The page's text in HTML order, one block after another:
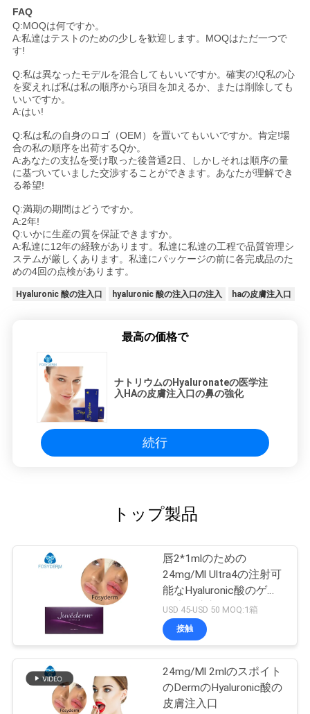
FAQ
Q:MOQは何ですか。
A:私達はテストのための少しを歓迎します。MOQはただ一つで
す!
Q:私は異なったモデルを混合してもいいですか。確実の!Q私の心
を変えれば私は私の順序から項目を加えるか、または削除しても
いいですか。
A:はい!
Q:私は私の自身のロゴ（OEM）を置いてもいいですか。肯定!場
合の私の順序を出荷するQか。
A:あなたの支払を受け取った後普通2日、しかしそれは順序の量
に基づいていました交渉することができます。あなたが理解でき
る希望!
Q:満期の期間はどうですか。
A:2年!
Q:いかに生産の質を保証できますか。
A:私達に12年の経験があります。私達に私達の工程で品質管理シ
ステムが厳しくあります。私達にパッケージの前に各完成品のた
めの4回の点検があります。
Hyaluronic 酸の注入口 hyaluronic 酸の注入口の注入 haの皮膚注入口
最高の価格で
ナトリウムのHyaluronateの医学注
入HAの皮膚注入口の鼻の強化
続行
トップ製品
唇2*1mlのための
24mg/Ml Ultra4の注射可
能なHyaluronic酸のゲル
の皮膚注入口
USD 45-USD 50 MOQ:1箱
接触
24mg/Ml 2mlのスポイト
のDermのHyaluronic酸の
皮膚注入口